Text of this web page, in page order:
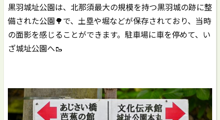
黒羽城址公園は、北那須最大の規模を持つ黒羽城の跡に整
備された公園🌳で、土塁や堀などが保存されており、当時
の面影を感じることができます。駐車場に車を停めて、い
ざ城址公園へ🥾